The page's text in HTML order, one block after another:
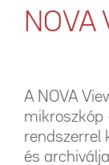
NOVA
A NOVA
mikroszkóp
rendszerrel
és